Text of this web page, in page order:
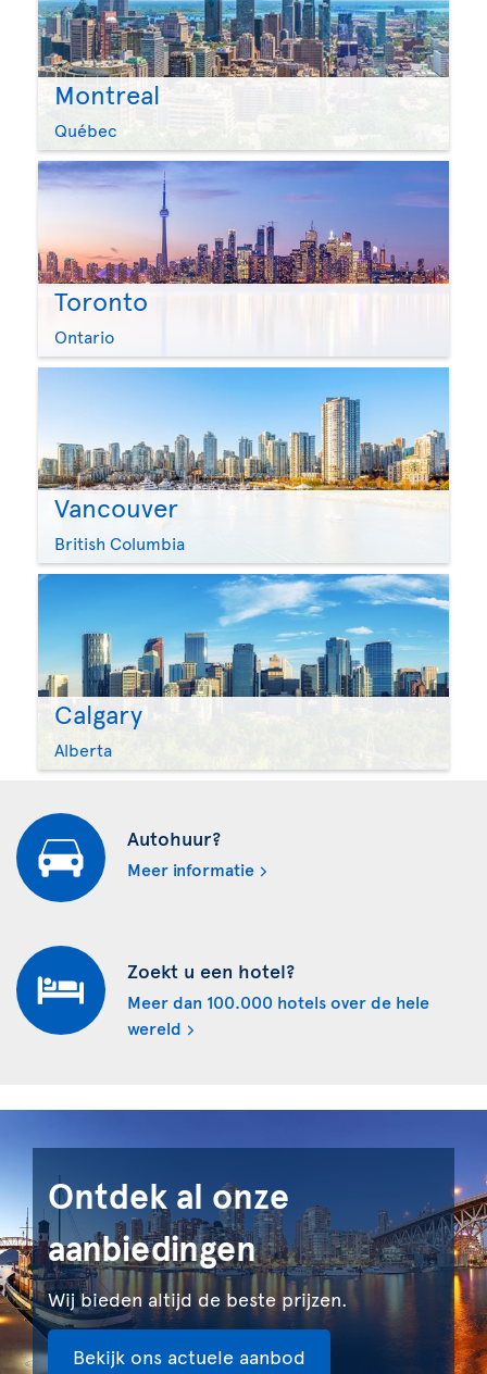
Montreal
Québec
Toronto
Ontario
Vancouver
British Columbia
Calgary
Alberta
Autohuur?
Meer informatie
Zoekt u een hotel?
Meer dan 100.000 hotels over de hele
wereld
Ontdek al onze
aanbiedingen
Wij bieden altijd de beste prijzen.
Bekijk ons actuele aanbod